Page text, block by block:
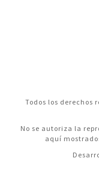
Todos los derechos
No se autoriza la
aquí